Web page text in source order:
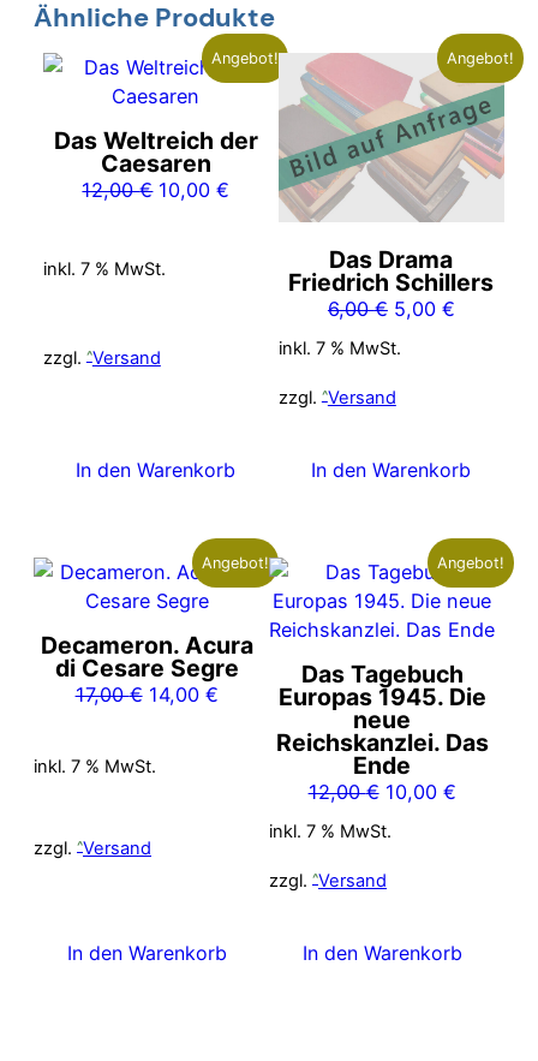
Ähnliche Produkte
Angebot!
Das Weltreich der
Caesaren
12,00€ Ursprünglicher
12,00 €
10,00€ Aktueller
10,00 €.
inkl. 7 % MwSt.
zzgl. Versand
In den Warenkorb
Angebot!
Das Drama
Friedrich Schillers
6,00€ Ursprünglicher
Preis
6,00 €
5,00 €Aktueller
inkl. 7 % MwSt.
zzgl. Versand
In den Warenkorb
Angebot!
Decameron. Acura
di Cesare Segre
17,00€ Ursprünglicher
17,00 €
14,00 €Aktueller
inkl. 7 % MwSt.
zzgl. Versand
In den Warenkorb
Angebot!
Das Tagebuch
Europas 1945. Die
neue
Reichskanzlei. Das
Ende
12,00€ Ursprünglicher
Preis
12,00 €
10,00 €Aktueller
inkl. 7 % MwSt.
zzgl. Versand
In den Warenkorb